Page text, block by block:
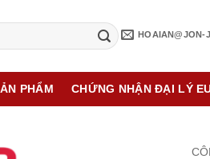
HOAIAN@JON-
PHẨM CHỨNG NHẬN ĐẠI LÝ